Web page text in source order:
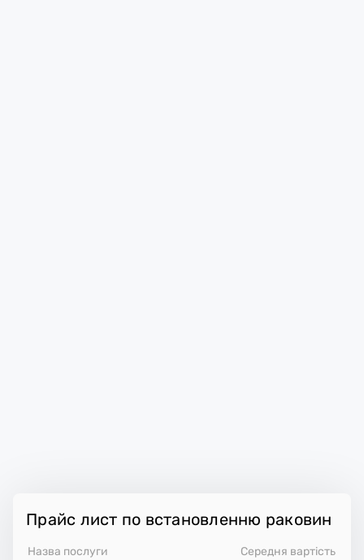
Прайс лист по встановленню раковин
Назва послуги Середня вартість